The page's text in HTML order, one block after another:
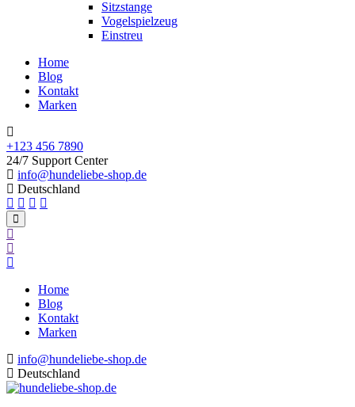
Sitzstange
Vogelspielzeug
Einstreu
Home
Blog
Kontakt
Marken
+123 456 7890
24/7 Support Center
info@hundeliebe-shop.de
Deutschland
Home
Blog
Kontakt
Marken
info@hundeliebe-shop.de
Deutschland